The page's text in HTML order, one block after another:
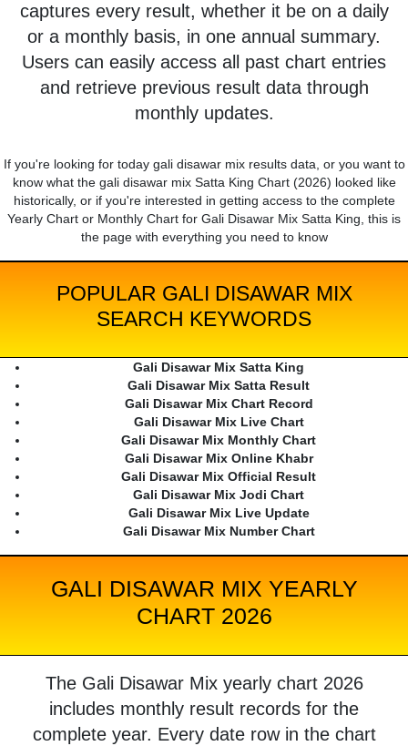
captures every result, whether it be on a daily
or a monthly basis, in one annual summary.
Users can easily access all past chart entries
and retrieve previous result data through
monthly updates.
If you're looking for today gali disawar mix results data, or you want to
know what the gali disawar mix Satta King Chart (2026) looked like
historically, or if you're interested in getting access to the complete
Yearly Chart or Monthly Chart for Gali Disawar Mix Satta King, this is
the page with everything you need to know
POPULAR GALI DISAWAR MIX
SEARCH KEYWORDS
Gali Disawar Mix Satta King
Gali Disawar Mix Satta Result
Gali Disawar Mix Chart Record
Gali Disawar Mix Live Chart
Gali Disawar Mix Monthly Chart
Gali Disawar Mix Online Khabr
Gali Disawar Mix Official Result
Gali Disawar Mix Jodi Chart
Gali Disawar Mix Live Update
Gali Disawar Mix Number Chart
GALI DISAWAR MIX YEARLY
CHART 2026
The Gali Disawar Mix yearly chart 2026
includes monthly result records for the
complete year. Every date row in the chart